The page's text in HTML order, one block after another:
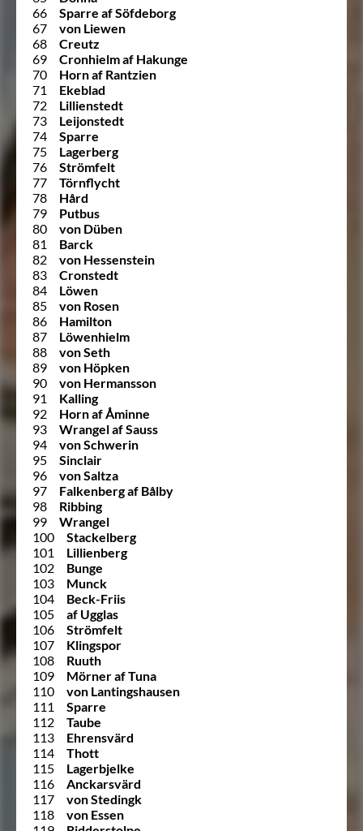
66
Sparre af Söfdeborg
67
von Liewen
68
Creutz
69
Cronhielm af Hakunge
70
Horn af Rantzien
71
Ekeblad
72
Lillienstedt
73
Leijonstedt
74
Sparre
75
Lagerberg
76
Strömfelt
77
Törnflycht
78
Hård
79
Putbus
80
von Düben
81
Barck
82
von Hessenstein
83
Cronstedt
84
Löwen
85
von Rosen
86
Hamilton
87
Löwenhielm
88
von Seth
89
von Höpken
90
von Hermansson
91
Kalling
92
Horn af Åminne
93
Wrangel af Sauss
94
von Schwerin
95
Sinclair
96
von Saltza
97
Falkenberg af Bålby
98
Ribbing
99
Wrangel
100
Stackelberg
101
Lillienberg
102
Bunge
103
Munck
104
Beck-Friis
105
af Ugglas
106
Strömfelt
107
Klingspor
108
Ruuth
109
Mörner af Tuna
110
von Lantingshausen
111
Sparre
112
Taube
113
Ehrensvärd
114
Thott
115
Lagerbjelke
116
Anckarsvärd
117
von Stedingk
118
von Essen